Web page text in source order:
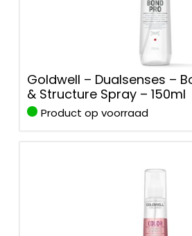
Goldwell – Dualsenses –
& Structure Spray – 150ml
Product op voorraad